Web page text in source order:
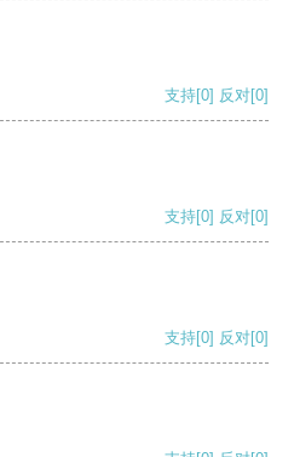
支持[0] 反对[0]
支持[0] 反对[0]
支持[0] 反对[0]